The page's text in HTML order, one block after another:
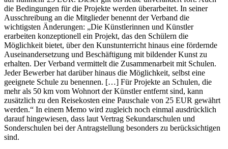
die Bedingungen für die Projekte werden überarbeitet. In seiner
Ausschreibung an die Mitglieder benennt der Verband die
wichtigsten Änderungen: „Die Künstlerinnen und Künstler
erarbeiten konzeptionell ein Projekt, das den Schülern die
Möglichkeit bietet, über den Kunstunterricht hinaus eine fördernde
Auseinandersetzung und Beschäftigung mit bildender Kunst zu
erhalten. Der Verband vermittelt die Zusammenarbeit mit Schulen.
Jeder Bewerber hat darüber hinaus die Möglichkeit, selbst eine
geeignete Schule zu benennen. […] Für Projekte an Schulen, die
mehr als 50 km vom Wohnort der Künstler entfernt sind, kann
zusätzlich zu den Reisekosten eine Pauschale von 25 EUR gewährt
werden.“ In einem Memo wird zugleich noch einmal ausdrücklich
darauf hingewiesen, dass laut Vertrag Sekundarschulen und
Sonderschulen bei der Antragstellung besonders zu berücksichtigen
sind.